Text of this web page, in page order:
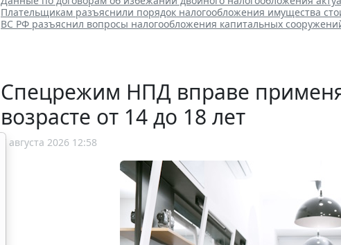
Плательщикам разъяснили порядок налогообложения имущества
ВС РФ разъяснил вопросы налогообложения капитальных
Спецрежим НПД вправе
возрасте от 14 до 18 лет
7 августа 2026 12:58